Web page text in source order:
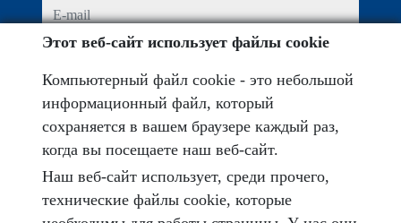
e-mail
Я прочитал и принимаю условия
конфиденциальности
Текст заявки
Captcha
Этот веб-сайт использует файлы cookie
Компьютерный файл cookie - это небольшой
информационный файл, который
сохраняется в вашем браузере каждый раз,
когда вы посещаете наш веб-сайт.
Наш веб-сайт использует, среди прочего,
технические файлы cookie, которые